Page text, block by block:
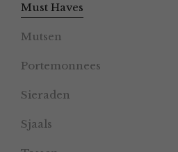
Must Haves
Mutsen
Portemonnees
Sieraden
Sjaals